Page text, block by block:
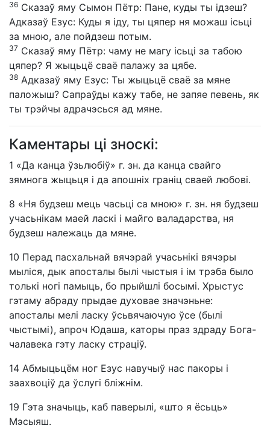
36 Сказаў яму Сымон Пётр: Пане, куды ты ідзеш?
Адказаў Езус: Куды я іду, ты цяпер ня можаш ісьці
за мною, але пойдзеш потым.
37 Сказаў яму Пётр: чаму не магу ісьці за табою
цяпер? Я жыцьцё сваё палажу за цябе.
38 Адказаў яму Езус: Ты жыцьцё сваё за мяне
паложыш? Сапраўды кажу табе, не запяе певень, як
ты трэйчы адрачэсься ад мяне.
Каментары ці зноскі:
1 «Да канца ўзьлюбіў» г. зн. да канца свайго
зямнога жыцьця і да апошніх граніц сваей любові.
8 «Ня будзеш мець часьці са мною» г. зн. ня будзеш
учасьнікам маей ласкі і майго валадарства, ня
будзеш належаць да мяне.
10 Перад пасхальнай вячэрай учасьнікі вячэры
мыліся, дык апосталы былі чыстыя і ім трэба было
толькі ногі памыць, бо прыйшлі босымі. Хрыстус
гэтаму абраду прыдае духовае значэньне:
апосталы мелі ласку ўсьвячаючую ўсе (былі
чыстымі), апроч Юдаша, каторы праз здраду Бога-
чалавека гэту ласку страціў.
14 Абмыцьцём ног Езус навучыў нас пакоры і
заахвоціў да ўслугі бліжнім.
19 Гэта значыць, каб паверылі, «што я ёсьць»
Мэсыяш.